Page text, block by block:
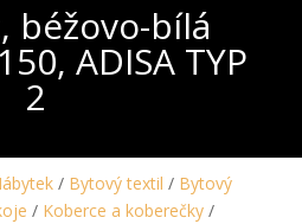
béžovo-bílá
ADISA TYP
2
/ Bytový textil / Bytový
/ Koberce a koberečky/